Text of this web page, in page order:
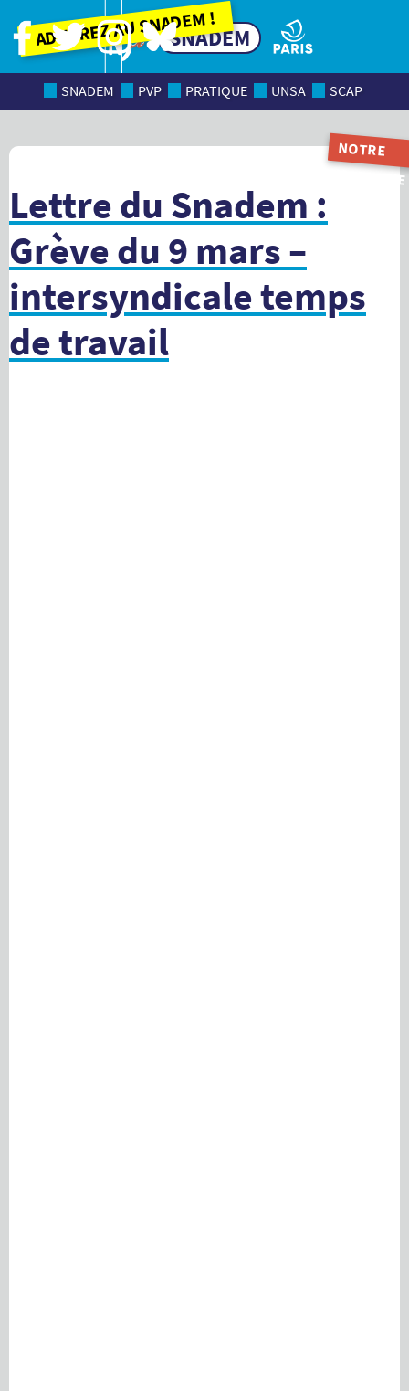
Adhérez au SNADEM !
SNADEM
SNADEM PVP PRATIQUE UNSA SCAP
Lettre du Snadem :
Grève du 9 mars –
intersyndicale temps
de travail
NOTRE
MAGAZINE